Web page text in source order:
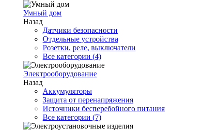
Умный дом
Назад
Датчики безопасности
Отдельные устройства
Розетки, реле, выключатели
Все категории (4)
Электрооборудование
Назад
Аккумуляторы
Защита от перенапряжения
Источники бесперебойного питания
Все категории (7)